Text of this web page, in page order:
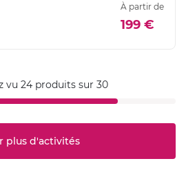
À partir de
199 €
vu 24 produits sur 30
plus d'activités